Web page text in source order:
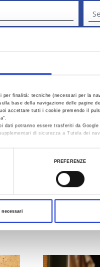
per finalità: tecniche (necessari per la
base della navigazione delle pagine
accettare tutti i cookie premendo il
dati potranno essere trasferiti da
di sicurezza a Tutela dei
visualizzare le informazioni complete
PREFERENZE
Select Tema
GUIDED
2023 Mar 11 - Nov
Tourist